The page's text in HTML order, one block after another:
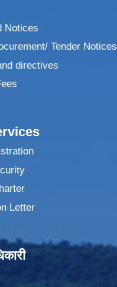
Notices
Tender Notices
directives
Letter